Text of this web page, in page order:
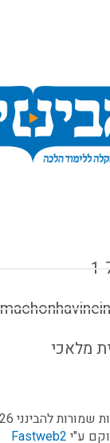
1-
שמורות להבינני 2026©
ע"י Fastweb2